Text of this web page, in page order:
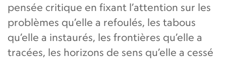
pensée critique en fixant l’attention sur les
problèmes qu’elle a refoulés, les tabous
qu’elle a instaurés, les frontières qu’elle a
tracées, les horizons de sens qu’elle a cessé